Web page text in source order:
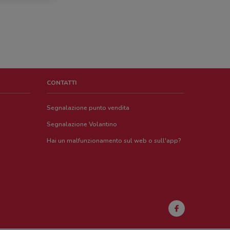
CONTATTI
Segnalazione punto vendita
Segnalazione Volantino
Hai un malfunzionamento sul web o sull'app?